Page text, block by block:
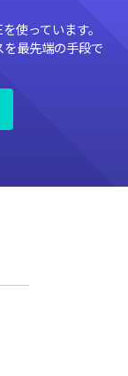
使っています。
最先端の手段で